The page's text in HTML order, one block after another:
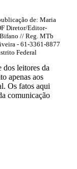
de: Maria
Diretor/Editor-
// Reg. MTb
- 61-3361-8877
Federal
dos leitores da
apenas aos
Os fatos aqui
comunicação